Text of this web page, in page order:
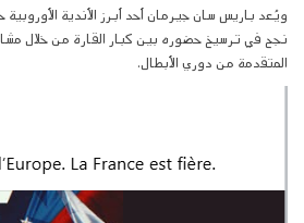
ويُعد باريس سان جيرمان أحد أبرز الأندية الأوروبية
نجح في ترسيخ حضوره بين كبار القارة من خلال
المتقدمة من دوري الأبطال.